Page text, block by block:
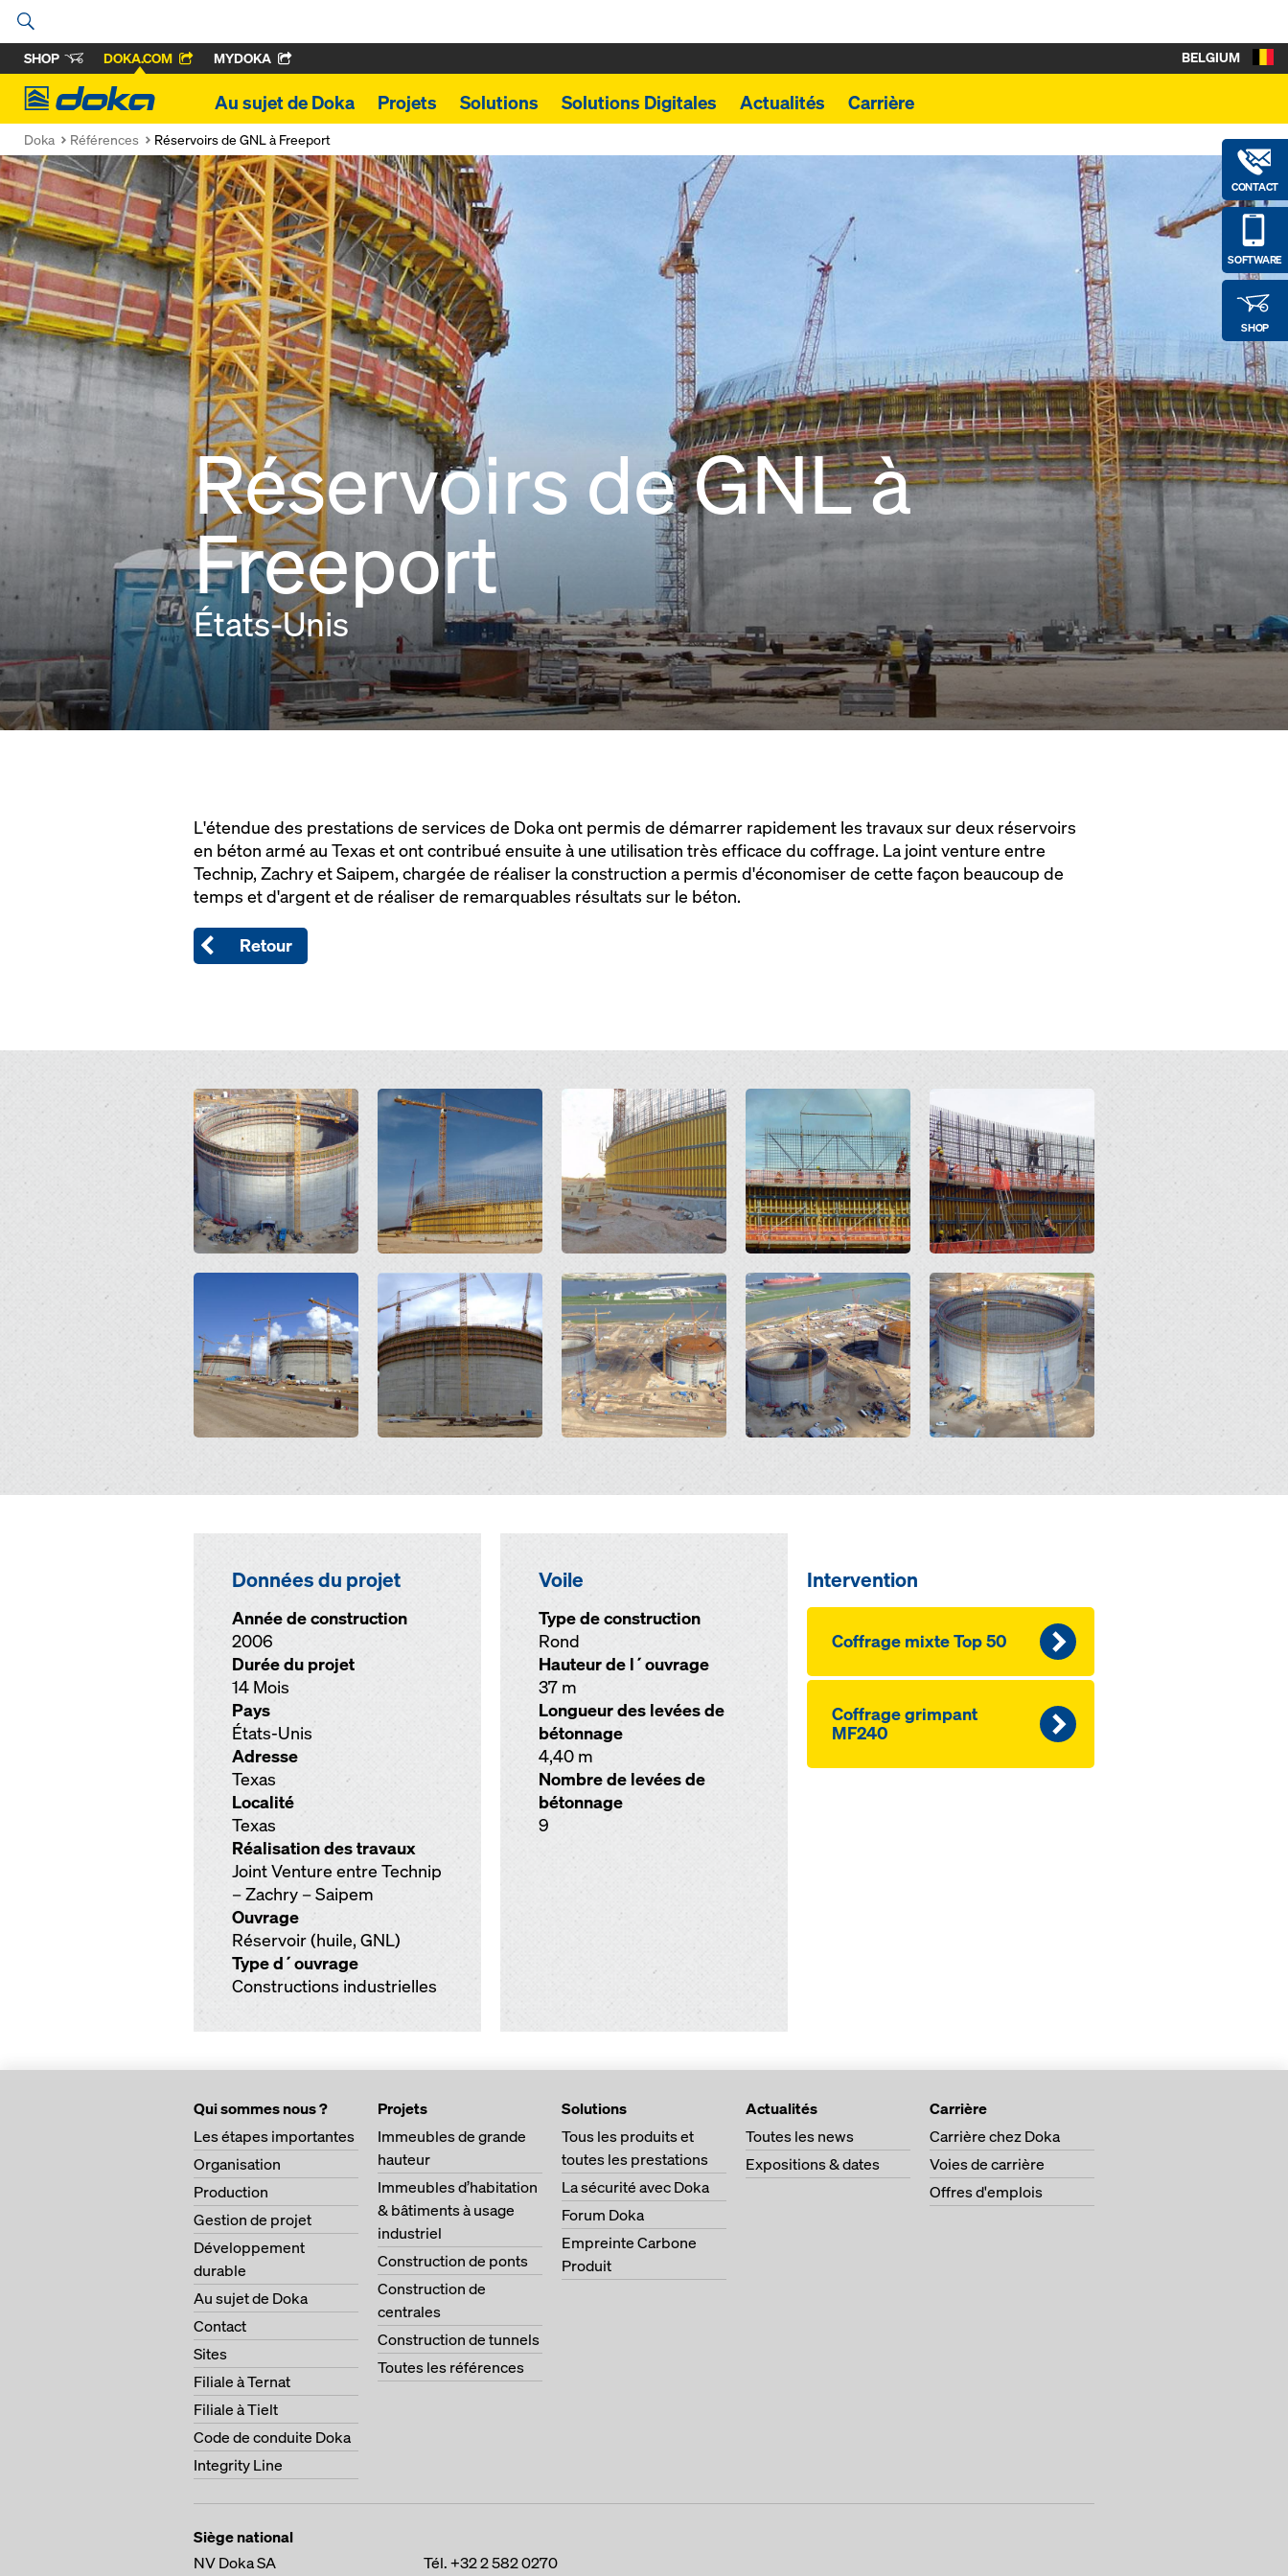
SHOP DOKA.COM MYDOKA
Doka
Au sujet de Doka Projets Solutions Solutions Digitales Actualités Carrière
CONTACT
SOFTWARE
SHOP
BELGIUM
Doka Références Réservoirs de GNL à Freeport
Réservoirs de GNL à
Freeport
États-Unis
L'étendue des prestations de services de Doka ont permis de démarrer rapidement les travaux sur deux réservoirs
en béton armé au Texas et ont contribué ensuite à une utilisation très efficace du coffrage. La joint venture entre
Technip, Zachry et Saipem, chargée de réaliser la construction a permis d'économiser de cette façon beaucoup de
temps et d'argent et de réaliser de remarquables résultats sur le béton.
Retour
Open Open Open
Open Open Open Open Open
Données du projet
Année de construction
2006
Durée du projet
14 Mois
Pays
États-Unis
Adresse
Texas
Localité
Texas
Réalisation des travaux
Joint Venture entre Technip
– Zachry – Saipem
Ouvrage
Réservoir (huile, GNL)
Type d´ouvrage
Constructions industrielles
Voile
Type de construction
Rond
Hauteur de l´ouvrage
37 m
Longueur des levées de
bétonnage
4,40 m
Nombre de levées de
bétonnage
9
Intervention
Coffrage mixte Top 50
Coffrage grimpant
MF240
Qui sommes nous ?
Les étapes importantes
Organisation
Production
Gestion de projet
Développement
durable
Au sujet de Doka
Contact
Sites
Filiale à Ternat
Filiale à Tielt
Code de conduite Doka
Integrity Line
Projets
Immeubles de grande
hauteur
Immeubles d’habitation
& bâtiments à usage
industriel
Construction de ponts
Construction de
centrales
Construction de tunnels
Toutes les références
Solutions
Tous les produits et
toutes les prestations
La sécurité avec Doka
Forum Doka
Empreinte Carbone
Produit
Actualités
Toutes les news
Expositions & dates
Carrière
Carrière chez Doka
Voies de carrière
Offres d'emplois
Siège national
NV Doka SA
Tél.+32 2 582 0270